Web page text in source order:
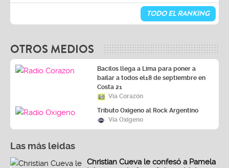
TODO EL RANKING
OTROS MEDIOS
Bacilos llega a Lima para poner a
bailar a todos el18 de septiembre en
Costa 21
Vía Corazón
Tributo Oxígeno al Rock Argentino
Vía Oxígeno
Las más leidas
Christian Cueva le confesó a Pamela